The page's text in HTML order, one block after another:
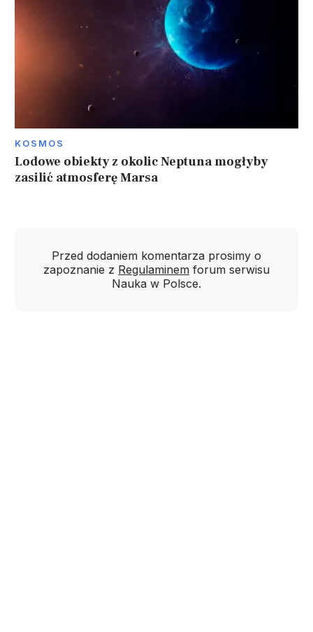
KOSMOS
Lodowe obiekty z okolic Neptuna mogłyby
zasilić atmosferę Marsa
Przed dodaniem komentarza prosimy o
zapoznanie z Regulaminem forum serwisu
Nauka w Polsce.